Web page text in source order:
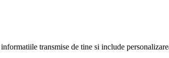
transmise de tine si include